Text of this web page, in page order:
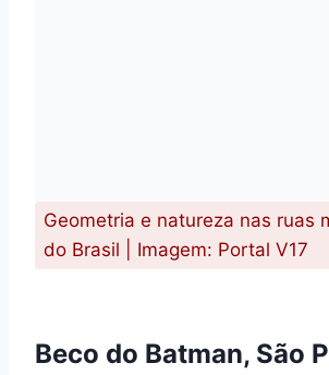
Geometria e natureza nas ruas
do Brasil | Imagem: Portal V17
Beco do Batman, São